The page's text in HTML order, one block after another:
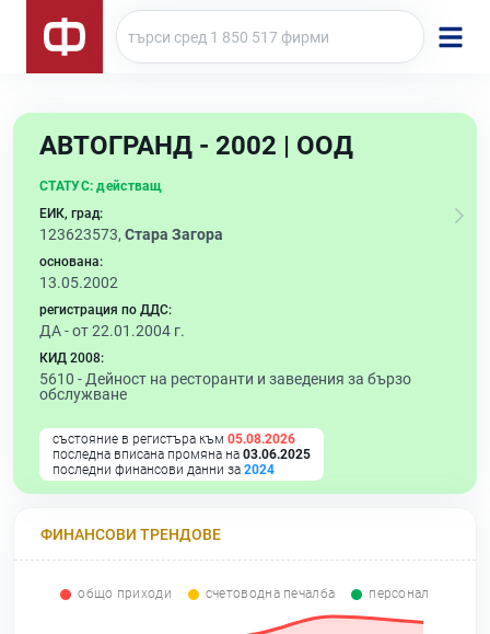
АВТОГРАНД - 2002 | ООД
СТАТУС: действащ
ЕИК, град:
123623573, Стара Загора
основана:
13.05.2002
регистрация по ДДС:
ДА - от 22.01.2004 г.
КИД 2008:
5610 - Дейност на ресторанти и заведения за бързо
обслужване
състояние в регистъра към 05.08.2026
последна вписана промяна на 03.06.2025
последни финансови данни за 2024
ФИНАНСОВИ ТРЕНДОВЕ
общо приходи счетоводна печалба персонал